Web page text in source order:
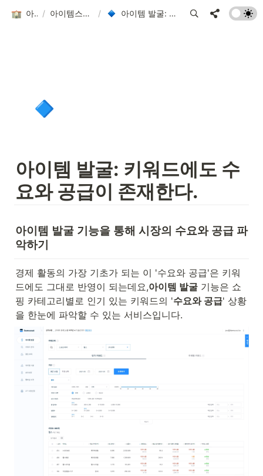
아이템 스쿨 / 아이템스카우트 심화 활용 가이드 / 아이템 발굴: 키워드에도 수요와 공급이 존재한다.
🔹
아이템 발굴: 키워드에도 수
요와 공급이 존재한다.
아이템 발굴 기능을 통해 시장의 수요와 공급 파
악하기
경제 활동의 가장 기초가 되는 이 '수요와 공급'은 키워
드에도 그대로 반영이 되는데요,아이템 발굴 기능은 쇼
핑 카테고리별로 인기 있는 키워드의 '수요와 공급' 상황
을 한눈에 파악할 수 있는 서비스입니다.